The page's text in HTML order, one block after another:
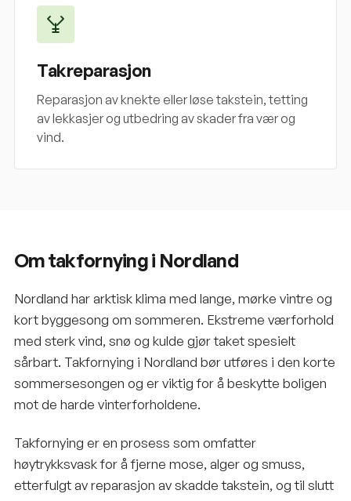
Takreparasjon
Reparasjon av knekte eller løse takstein, tetting
av lekkasjer og utbedring av skader fra vær og
vind.
Om takfornying i Nordland
Nordland har arktisk klima med lange, mørke vintre og
kort byggesong om sommeren. Ekstreme værforhold
med sterk vind, snø og kulde gjør taket spesielt
sårbart. Takfornying i Nordland bør utføres i den korte
sommersesongen og er viktig for å beskytte boligen
mot de harde vinterforholdene.
Takfornying er en prosess som omfatter
høytrykksvask for å fjerne mose, alger og smuss,
etterfulgt av reparasjon av skadde takstein, og til slutt